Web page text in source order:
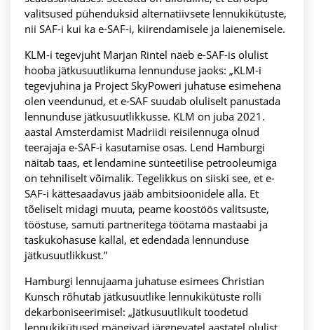
valitsused pühenduksid alternatiivsete lennukikütuste,
nii SAF-i kui ka e-SAF-i, kiirendamisele ja laienemisele.
KLM-i tegevjuht Marjan Rintel näeb e-SAF-is olulist
hooba jätkusuutlikuma lennunduse jaoks: „KLM-i
tegevjuhina ja Project SkyPoweri juhatuse esimehena
olen veendunud, et e-SAF suudab oluliselt panustada
lennunduse jätkusuutlikkusse. KLM on juba 2021.
aastal Amsterdamist Madriidi reisilennuga olnud
teerajaja e-SAF-i kasutamise osas. Lend Hamburgi
näitab taas, et lendamine sünteetilise petrooleumiga
on tehniliselt võimalik. Tegelikkus on siiski see, et e-
SAF-i kättesaadavus jääb ambitsioonidele alla. Et
tõeliselt midagi muuta, peame koostöös valitsuste,
tööstuse, samuti partneritega töötama mastaabi ja
taskukohasuse kallal, et edendada lennunduse
jätkusuutlikkust.”
Hamburgi lennujaama juhatuse esimees Christian
Kunsch rõhutab jätkusuutlike lennukikütuste rolli
dekarboniseerimisel: „Jätkusuutlikult toodetud